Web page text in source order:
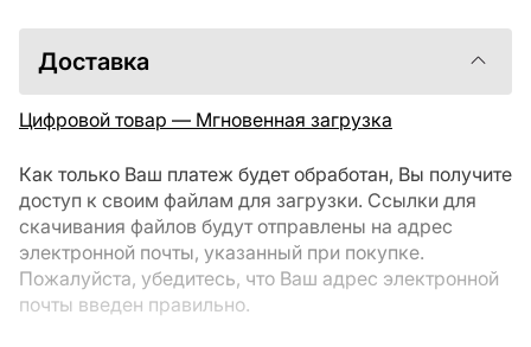
Доставка
Цифровой товар — Мгновенная загрузка
Как только Ваш платеж будет обработан, Вы получите
доступ к своим файлам для загрузки. Ссылки для
скачивания файлов будут отправлены на адрес
электронной почты, указанный при покупке.
Пожалуйста, убедитесь, что Ваш адрес электронной
почты введен правильно.